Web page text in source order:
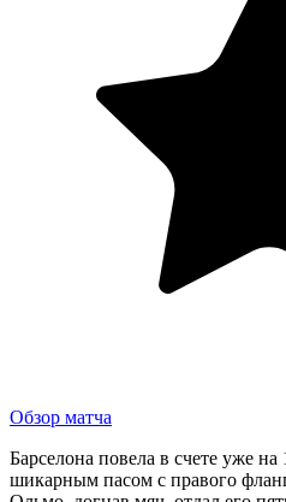
Обзор матча
Барселона повела в счете уже
шикарным пасом с правого